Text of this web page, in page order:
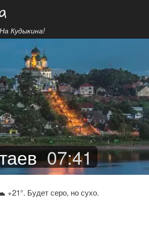
Кудыкина!
07:41
+21°. Будет серо, но сухо.